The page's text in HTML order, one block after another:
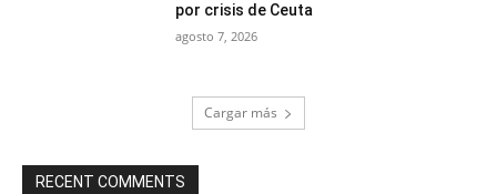
por crisis de Ceuta
agosto 7, 2026
Cargar más
RECENT COMMENTS